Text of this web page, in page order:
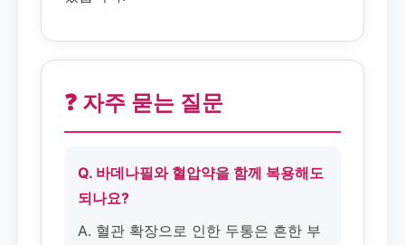
❓ 자주 묻는 질문
Q. 바데나필와 혈압약을 함께 복용해도
되나요?
A. 혈관 확장으로 인한 두통은 흔한 부